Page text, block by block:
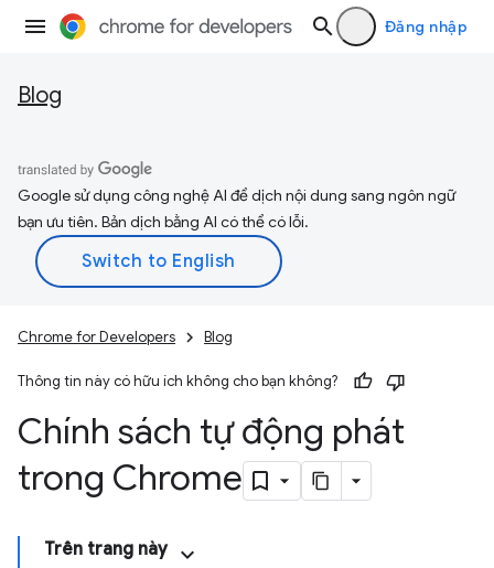
Đăng nhập
Blog
Google sử dụng công nghệ AI để dịch nội dung sang ngôn ngữ
bạn ưu tiên. Bản dịch bằng AI có thể có lỗi.
Chrome for Developers Blog
Thông tin này có hữu ích không cho bạn không?
Chính sách tự động phát
trong Chrome
Trên trang này